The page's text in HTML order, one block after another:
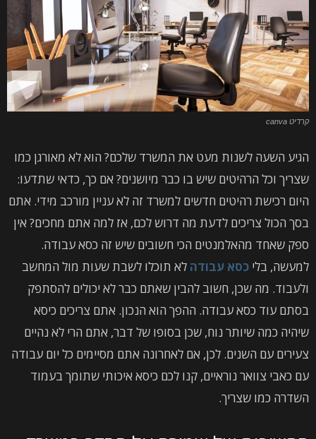
קרדיט canva
הגיע השעה לשנות מעט את המשרד שלכם? הוא לא מאורגן כמו
שצריך וכל הרהיטים שיש בו כבר מיושנים? אם כך, כדאי שתדעו:
היום רכישת רהיטים חדשים למשרד זה לא עניין מורכב מידי. אתם
בסך הכול צריכים לדעת מה דרוש לכם, אז למה אתם מחכים? אין
ספק שאחד מהאלמנטים הכי חשובים שיש זה כסא עבודה.
למעשה, בלי כסא עבודה לא תוכלו לשבת שעות מול המחשב
ולעבוד. מה שכן, חשוב להבין שאתם כבר לא יכולים להסתפק
בסתם עוד כסא עבודה. ההפך הוא הנכון. אתם צריכים כיסא
שיהיה כמה שיותר נוח, שכן בסופו של דבר, אתם הרי לא נהיים
צעירים עם השנים. לכן, אם לאחרונה אתם מסיימים כל יום עבודה
עם כאבי צוואר נוראיים, קנו לכם כיסא איכותי שתומך בעמוד
השדרה כמו שצריך.